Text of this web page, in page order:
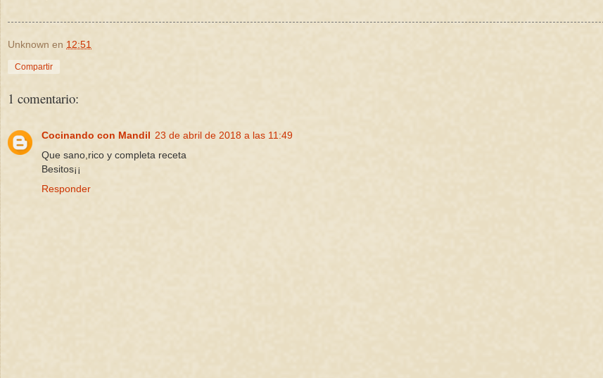
Unknown en 12:51
Compartir
1 comentario:
Cocinando con Mandil 23 de abril de 2018 a las 11:49
Que sano,rico y completa receta
Besitos¡¡
Responder